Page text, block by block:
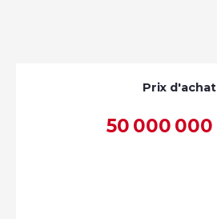
Prix d'achat
50 000 000